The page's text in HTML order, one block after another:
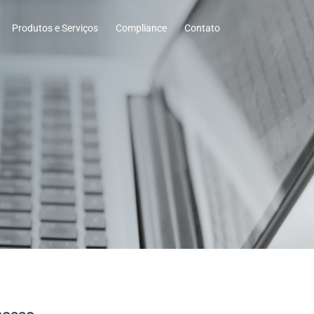
Produtos e Serviços Compliance Contato